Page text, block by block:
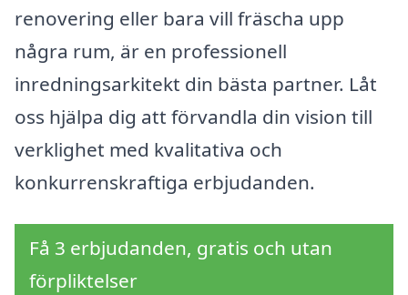
renovering eller bara vill fräscha upp
några rum, är en professionell
inredningsarkitekt din bästa partner. Låt
oss hjälpa dig att förvandla din vision till
verklighet med kvalitativa och
konkurrenskraftiga erbjudanden.
Få 3 erbjudanden, gratis och utan
förpliktelser